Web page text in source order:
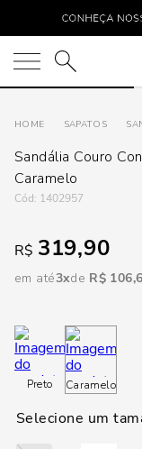
O que você está
SAPATOS
Sandália Couro
Caramelo
: 1402957
R$ 319,90
em até3 R$ 106,
Preto Caramelo